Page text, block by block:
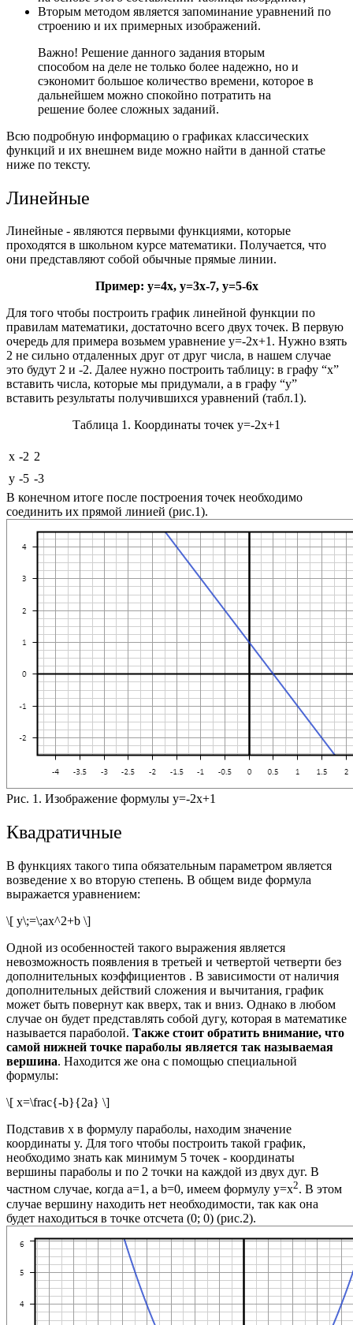
Вторым методом является запоминание уравнений по
строению и их примерных изображений.
Важно! Решение данного задания вторым
способом на деле не только более надежно, но и
сэкономит большое количество времени, которое в
дальнейшем можно спокойно потратить на
решение более сложных заданий.
Всю подробную информацию о графиках классических
функций и их внешнем виде можно найти в данной статье
ниже по тексту.
Линейные
Линейные - являются первыми функциями, которые
проходятся в школьном курсе математики. Получается, что
они представляют собой обычные прямые линии.
Пример: y=4x, y=3x-7, y=5-6x
Для того чтобы построить график линейной функции по
правилам математики, достаточно всего двух точек. В первую
очередь для примера возьмем уравнение y=-2x+1. Нужно взять
2 не сильно отдаленных друг от друг числа, в нашем случае
это будут 2 и -2. Далее нужно построить таблицу: в графу “x”
вставить числа, которые мы придумали, а в графу “y”
вставить результаты получившихся уравнений (табл.1).
Таблица 1. Координаты точек y=-2x+1
x -2 2
y -5 -3
В конечном итоге после построения точек необходимо
соединить их прямой линией (рис.1).
Рис. 1. Изображение формулы y=-2x+1
Квадратичные
В функциях такого типа обязательным параметром является
возведение x во вторую степень. В общем виде формула
выражается уравнением:
\[ y\;=\;ax^2+b \]
Одной из особенностей такого выражения является
невозможность появления в третьей и четвертой четверти без
дополнительных коэффициентов . В зависимости от наличия
дополнительных действий сложения и вычитания, график
может быть повернут как вверх, так и вниз. Однако в любом
случае он будет представлять собой дугу, которая в математике
называется параболой. Также стоит обратить внимание, что
самой нижней точке параболы является так называемая
вершина. Находится же она с помощью специальной
формулы:
\[ x=\frac{-b}{2a} \]
Подставив x в формулу параболы, находим значение
координаты y. Для того чтобы построить такой график,
необходимо знать как минимум 5 точек - координаты
вершины параболы и по 2 точки на каждой из двух дуг. В
частном случае, когда а=1, а b=0, имеем формулу y=x2. В этом
случае вершину находить нет необходимости, так как она
будет находиться в точке отсчета (0; 0) (рис.2).